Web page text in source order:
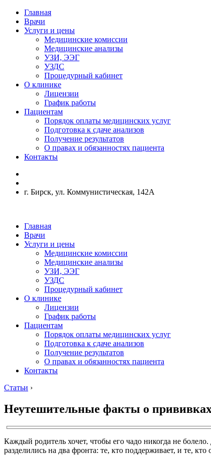
Главная
Врачи
Услуги и цены
Медицинские комиссии
Медицинские анализы
УЗИ, ЭЭГ
УЗДС
Процедурный кабинет
О клинике
Лицензии
График работы
Пациентам
Порядок оплаты медицинских услуг
Подготовка к сдаче анализов
Получение результатов
О правах и обязанностях пациента
Контакты
г. Бирск, ул. Коммунистическая, 142А
Главная
Врачи
Услуги и цены
Медицинские комиссии
Медицинские анализы
УЗИ, ЭЭГ
УЗДС
Процедурный кабинет
О клинике
Лицензии
График работы
Пациентам
Порядок оплаты медицинских услуг
Подготовка к сдаче анализов
Получение результатов
О правах и обязанностях пациента
Контакты
Статьи ›
Неутешительные факты о
Каждый родитель хочет, чтобы его чадо никогда не
разделились на два фронта: те, кто поддерживает, и те,